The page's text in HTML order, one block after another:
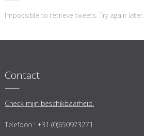
Impossible to retrieve tweets. Try again later.
Contact
Check mijn beschikbaarheid.
Telefoon : +31 (0)650973271